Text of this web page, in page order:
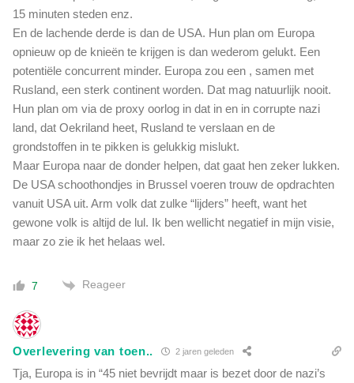
15 minuten steden enz.
En de lachende derde is dan de USA. Hun plan om Europa
opnieuw op de knieën te krijgen is dan wederom gelukt. Een
potentiële concurrent minder. Europa zou een , samen met
Rusland, een sterk continent worden. Dat mag natuurlijk nooit.
Hun plan om via de proxy oorlog in dat in en in corrupte nazi
land, dat Oekriland heet, Rusland te verslaan en de
grondstoffen in te pikken is gelukkig mislukt.
Maar Europa naar de donder helpen, dat gaat hen zeker lukken.
De USA schoothondjes in Brussel voeren trouw de opdrachten
vanuit USA uit. Arm volk dat zulke “lijders” heeft, want het
gewone volk is altijd de lul. Ik ben wellicht negatief in mijn visie,
maar zo zie ik het helaas wel.
7 Reageer
Overlevering van toen.. 2 jaren geleden
Tja, Europa is in “45 niet bevrijdt maar is bezet door de nazi’s